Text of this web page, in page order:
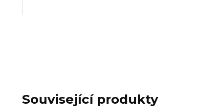
Související produkty